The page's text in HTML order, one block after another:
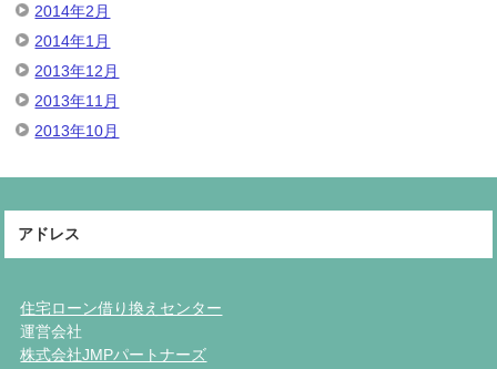
2014年2月
2014年1月
2013年12月
2013年11月
2013年10月
アドレス
住宅ローン借り換えセンター
運営会社
株式会社JMPパートナーズ